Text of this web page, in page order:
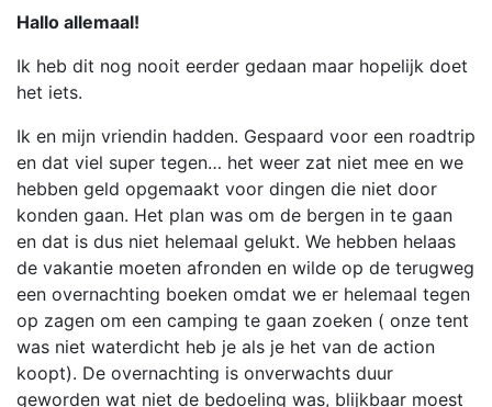
Hallo allemaal!
Ik heb dit nog nooit eerder gedaan maar hopelijk doet
het iets.
Ik en mijn vriendin hadden. Gespaard voor een roadtrip
en dat viel super tegen… het weer zat niet mee en we
hebben geld opgemaakt voor dingen die niet door
konden gaan. Het plan was om de bergen in te gaan
en dat is dus niet helemaal gelukt. We hebben helaas
de vakantie moeten afronden en wilde op de terugweg
een overnachting boeken omdat we er helemaal tegen
op zagen om een camping te gaan zoeken ( onze tent
was niet waterdicht heb je als je het van de action
koopt). De overnachting is onverwachts duur
geworden wat niet de bedoeling was, blijkbaar moest